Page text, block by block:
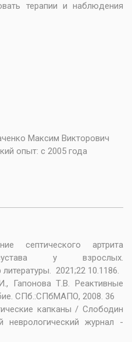
терапии и наблюдения
Максим Викторович
опыт: с 2005 года
септического артрита
у взрослых.
2021;22 10.1186.
Гапонова Т.В. Реактивные
СПб.:СПбМАПО, 2008. 36
капканы / Слободин
журнал -